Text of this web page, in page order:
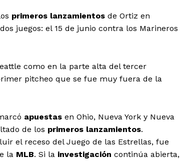
primeros lanzamientos de Ortiz en
juegos: el 15 de junio contra los Marineros
como en la parte alta del tercer
pitcheo que se fue muy fuera de la
apuestas en Ohio, Nueva York y Nueva
de los primeros lanzamientos.
el receso del Juego de las Estrellas, fue
la MLB. Si la investigación continúa abierta,